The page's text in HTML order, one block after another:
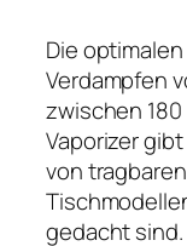
Die
Verdampfen
zwischen
Vaporizer
von
gedacht sind.